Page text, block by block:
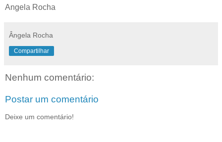
Angela Rocha
Ângela Rocha
Compartilhar
Nenhum comentário:
Postar um comentário
Deixe um comentário!